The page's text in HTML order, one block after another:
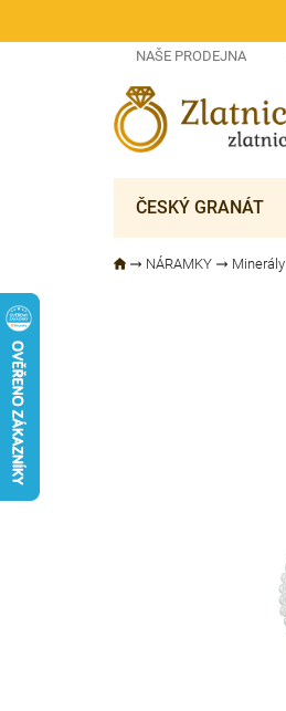
NAŠE PRODEJNA
ČESKÝ GRANÁT
NÁRAMKY Minerály